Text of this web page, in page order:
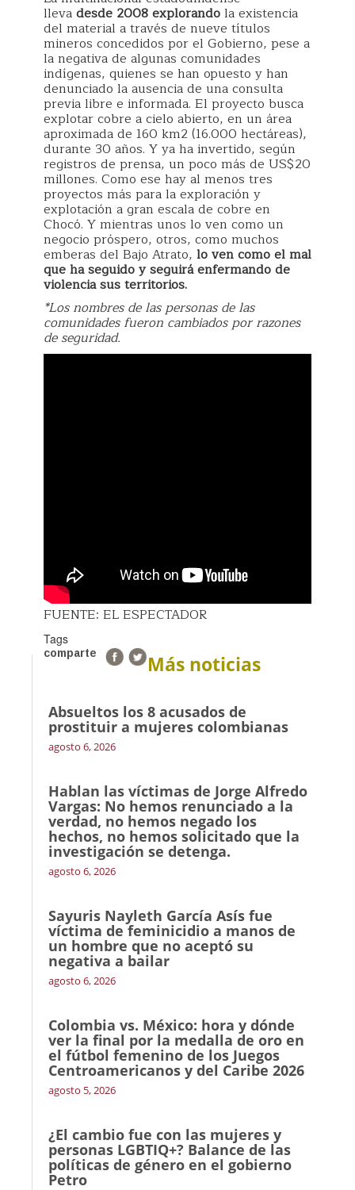
llevadesde 2008 explorandola existencia
del material a través de nueve títulos
mineros concedidos por el Gobierno, pese a
la negativa de algunas comunidades
indígenas, quienes se han opuesto y han
denunciado la ausencia de una consulta
previa libre e informada. El proyecto busca
explotar cobre a cielo abierto, en un área
aproximada de 160 km2 (16.000 hectáreas),
durante 30 años. Y ya ha invertido, según
registros de prensa, un poco más de US$20
millones. Como ese hay al menos tres
proyectos más para la exploración y
explotación a gran escala de cobre en
Chocó. Y mientras unos lo ven como un
negocio próspero, otros, como muchos
emberas del Bajo Atrato, lo ven como el mal
que ha seguido y seguirá enfermando de
violencia sus territorios.
*Los nombres de las personas de las
comunidades fueron cambiados por razones
de seguridad.
FUENTE: EL ESPECTADOR
Tags
comparte Más noticias
Absueltos los 8 acusados de
prostituir a mujeres colombianas
agosto 6, 2026
Hablan las víctimas de Jorge Alfredo
Vargas: No hemos renunciado a la
verdad, no hemos negado los
hechos, no hemos solicitado que la
investigación se detenga.
agosto 6, 2026
Sayuris Nayleth García Asís fue
víctima de feminicidio a manos de
un hombre que no aceptó su
negativa a bailar
agosto 6, 2026
Colombia vs. México: hora y dónde
ver la final por la medalla de oro en
el fútbol femenino de los Juegos
Centroamericanos y del Caribe 2026
agosto 5, 2026
¿El cambio fue con las mujeres y
personas LGBTIQ+? Balance de las
políticas de género en el gobierno
Petro